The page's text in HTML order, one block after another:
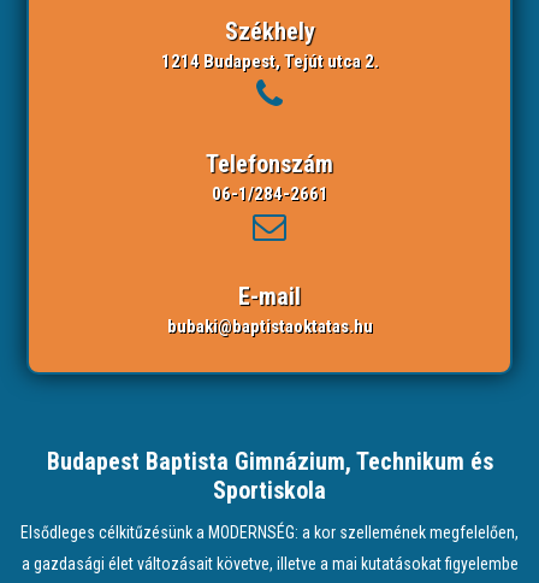
Székhely
1214 Budapest, Tejút utca 2.
Telefonszám
06-1/284-2661
E-mail
bubaki@baptistaoktatas.hu
Budapest Baptista Gimnázium, Technikum és
Sportiskola
Elsődleges célkitűzésünk a MODERNSÉG: a kor szellemének megfelelően,
a gazdasági élet változásait követve, illetve a mai kutatásokat figyelembe